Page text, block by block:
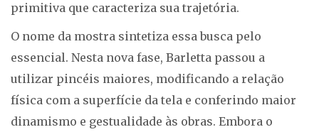
primitiva que caracteriza sua trajetória.
O nome da mostra sintetiza essa busca pelo
essencial. Nesta nova fase, Barletta passou a
utilizar pincéis maiores, modificando a relação
física com a superfície da tela e conferindo maior
dinamismo e gestualidade às obras. Embora o